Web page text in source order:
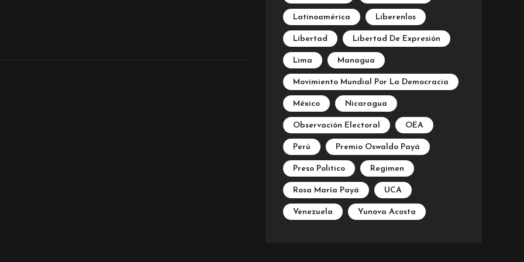
Latinoamérica Liberenlos
Libertad Libertad De Expresión
Lima Managua
Movimiento Mundial Por La Democracia
México Nicaragua
Observación Electoral OEA
Perú Premio Oswaldo Payá
Preso Politico Regimen
Rosa María Payá UCA
Venezuela Yunova Acosta